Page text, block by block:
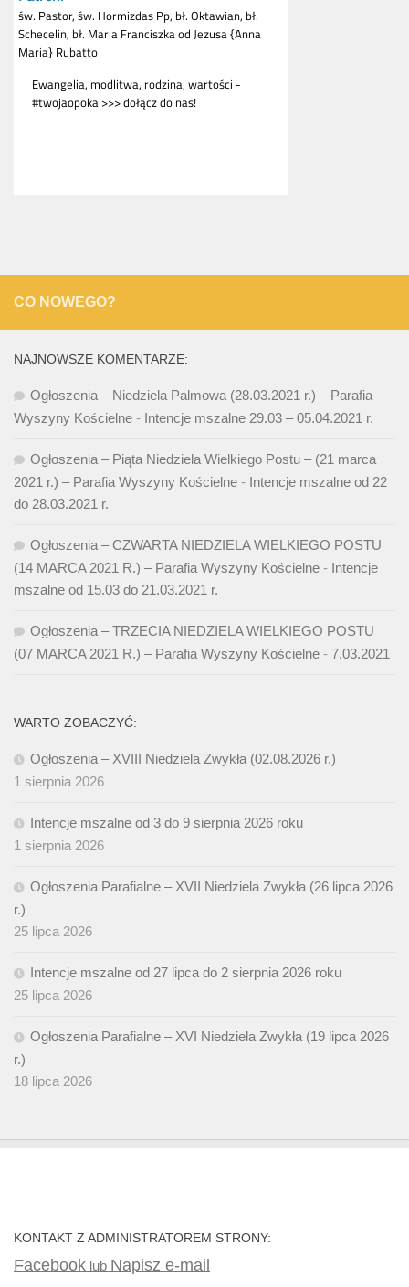
CO NOWEGO?
NAJNOWSZE KOMENTARZE:
Ogłoszenia – Niedziela Palmowa (28.03.2021 r.) – Parafia
Wyszyny Kościelne - Intencje mszalne 29.03 – 05.04.2021 r.
Ogłoszenia – Piąta Niedziela Wielkiego Postu – (21 marca
2021 r.) – Parafia Wyszyny Kościelne - Intencje mszalne od 22
do 28.03.2021 r.
Ogłoszenia – CZWARTA NIEDZIELA WIELKIEGO POSTU
(14 MARCA 2021 R.) – Parafia Wyszyny Kościelne - Intencje
mszalne od 15.03 do 21.03.2021 r.
Ogłoszenia – TRZECIA NIEDZIELA WIELKIEGO POSTU
(07 MARCA 2021 R.) – Parafia Wyszyny Kościelne - 7.03.2021
WARTO ZOBACZYĆ:
Ogłoszenia – XVIII Niedziela Zwykła (02.08.2026 r.)
1 sierpnia 2026
Intencje mszalne od 3 do 9 sierpnia 2026 roku
1 sierpnia 2026
Ogłoszenia Parafialne – XVII Niedziela Zwykła (26 lipca 2026
r.)
25 lipca 2026
Intencje mszalne od 27 lipca do 2 sierpnia 2026 roku
25 lipca 2026
Ogłoszenia Parafialne – XVI Niedziela Zwykła (19 lipca 2026
r.)
18 lipca 2026
KONTAKT Z ADMINISTRATOREM STRONY:
Facebook lub Napisz e-mail